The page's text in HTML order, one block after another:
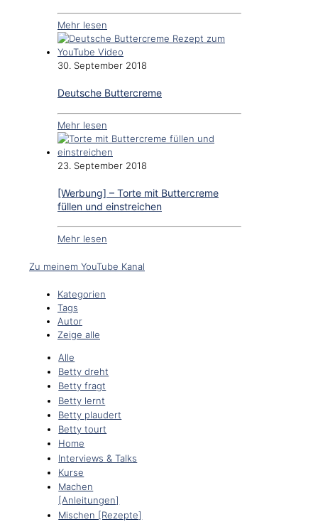
Mehr lesen
30. September 2018
Deutsche Buttercreme
Mehr lesen
23. September 2018
[Werbung] – Torte mit Buttercreme
füllen und einstreichen
Mehr lesen
Zu meinem YouTube Kanal
Kategorien
Tags
Autor
Zeige alle
Alle
Betty dreht
Betty fragt
Betty lernt
Betty plaudert
Betty tourt
Home
Interviews & Talks
Kurse
Machen
[Anleitungen]
Mischen [Rezepte]